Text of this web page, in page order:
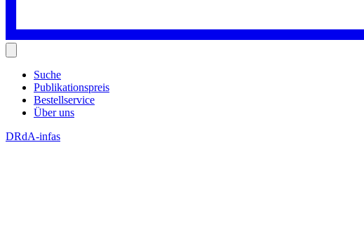
Suche
Publikationspreis
Bestellservice
Über uns
DRdA-infas